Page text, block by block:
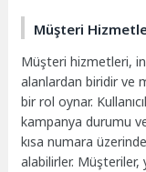
Müşteri
Müşteri hizmetleri,
alanlardan biridir ve
bir rol oynar.
kampanya durumu
kısa numara
alabilirler. Müşteriler,